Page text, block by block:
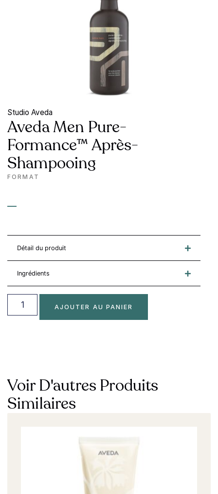
Studio Aveda
Aveda Men Pure-
Formance™ Après-
Shampooing
FORMAT
—
Détail du produit
Ingrédients
AJOUTER AU PANIER
Voir D'autres Produits
Similaires